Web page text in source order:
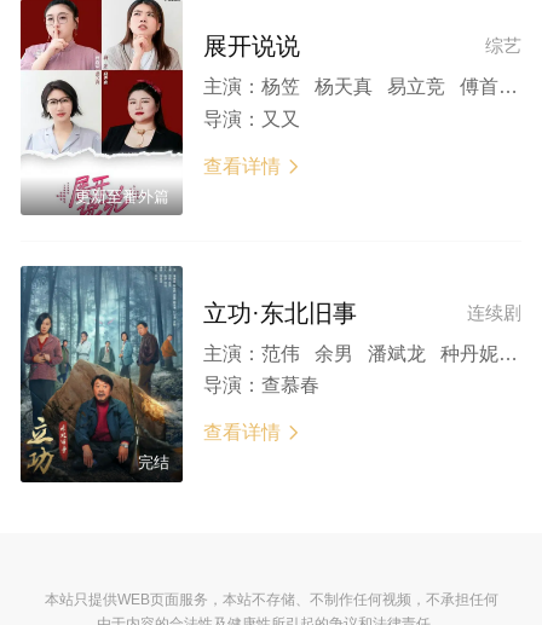
更新至番外篇
综艺
展开说说
主演： 杨笠 杨天真 易立竞 傅首尔 董宝石 春夏 李诞 刘擎 马伊琍 庞博 王昱珩 吴莫愁 周震南
导演： 又又
查看详情 
完结
连续剧
立功·东北旧事
主演： 范伟 余男 潘斌龙 种丹妮 袁晶 韩彦博 刘冠成 罗辑 董宝石 孙宁 曹瑞 张百乔 李会长
导演： 查慕春
查看详情 
本站只提供WEB页面服务，本站不存储、不制作任何视频，不承担任何